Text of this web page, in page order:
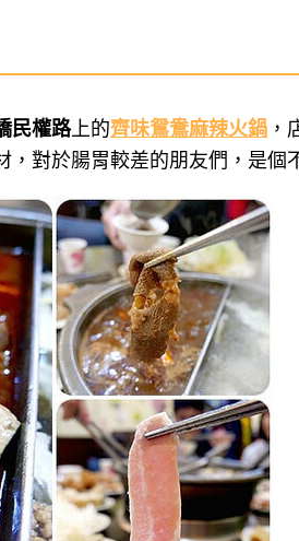
民權路上的齊味鴛鴦麻辣火鍋 ，
對於腸胃較差的朋友們，是個